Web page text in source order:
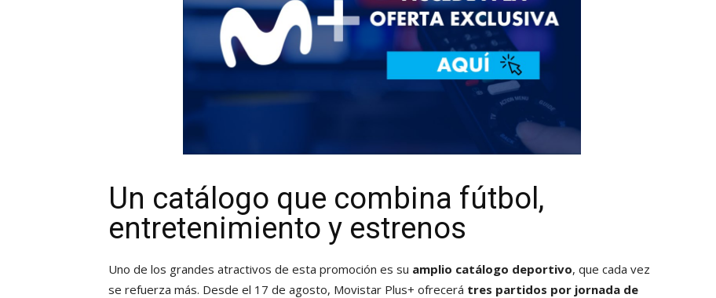
Un catálogo que combina fútbol,
entretenimiento y estrenos
Uno de los grandes atractivos de esta promoción es su amplio catálogo deportivo, que cada vez
se refuerza más. Desde el 17 de agosto, Movistar Plus+ ofrecerá tres partidos por jornada de